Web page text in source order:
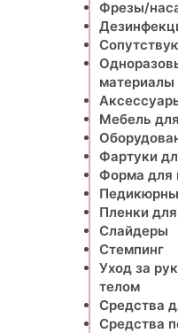
Фрезы/
материалы
Мебель
Фартуки
Форма для
Пленки
Слайдеры
Стемпинг
Уход за
телом
Средства
Средства